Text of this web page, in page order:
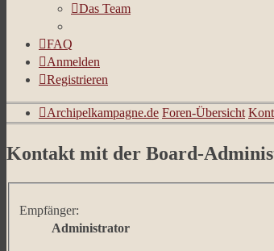
Das Team
FAQ
Anmelden
Registrieren
Archipelkampagne.de Foren-Übersicht
Kontakt mit der Board-
Empfänger:
Administrator